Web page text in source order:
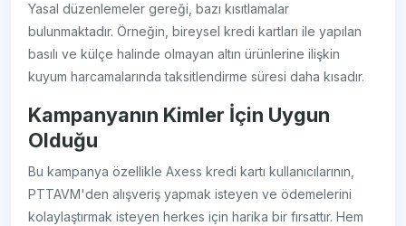
Yasal düzenlemeler gereği, bazı kısıtlamalar
bulunmaktadır. Örneğin, bireysel kredi kartları ile yapılan
basılı ve külçe halinde olmayan altın ürünlerine ilişkin
kuyum harcamalarında taksitlendirme süresi daha kısadır.
Kampanyanın Kimler İçin Uygun
Olduğu
Bu kampanya özellikle Axess kredi kartı kullanıcılarının,
PTTAVM'den alışveriş yapmak isteyen ve ödemelerini
kolaylaştırmak isteyen herkes için harika bir fırsattır. Hem